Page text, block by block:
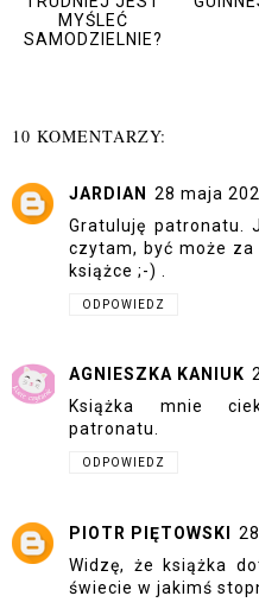
MYŚLEĆ
SAMODZIELNIE?
10 KOMENTARZY:
JARDIAN
28 maja
Gratuluję patronatu.
czytam, być może
książce ;-) .
ODPOWIEDZ
AGNIESZKA KANIUK
Książka mnie
patronatu.
ODPOWIEDZ
PIOTR PIĘTOWSKI
Widzę, że książka
świecie w jakimś